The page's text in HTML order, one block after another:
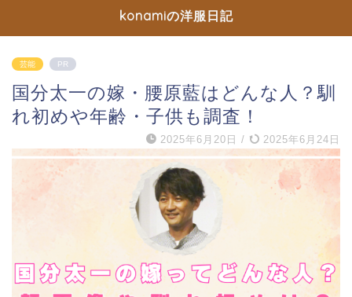
konamiの洋服日記
芸能 PR
国分太一の嫁・腰原藍はどんな人？馴
れ初めや年齢・子供も調査！
2025年6月20日 / 2025年6月24日